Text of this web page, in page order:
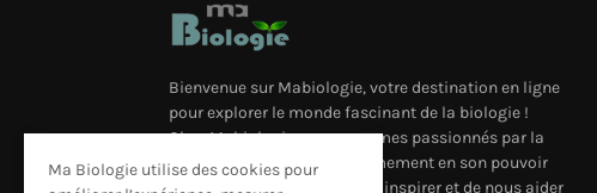
Bienvenue sur Mabiologie, votre destination en ligne
pour explorer le monde fascinant de la biologie !
Chez Mabiologie, nous sommes passionnés par la
science et nous croyons fermement en son pouvoir
de nous émerveiller, de nous inspirer et de nous aider
Ma Biologie utilise des cookies pour